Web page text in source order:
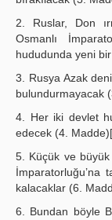
2. Ruslar, Don
Osmanlı
hududunda yeni
3. Rusya Azak
bulundurmayacak
4. Her iki devlet
edecek (4. Madde)[
5. Küçük ve büyük
İmparatorluğu’na
kalacaklar (6.
6. Bundan böyle